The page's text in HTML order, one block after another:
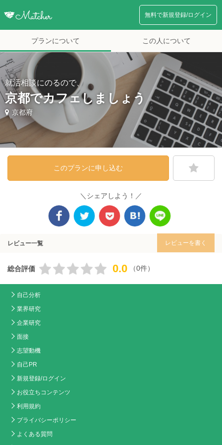
無料で新規登録/ログイン
プランについて この人について
就活相談にのるので、
京都でカフェしましょう
京都府
このプランに申し込む
＼シェアしよう！／
レビュー一覧 レビューを書く
総合評価 0.0 （0件）
自己分析
業界研究
企業研究
面接
志望動機
自己PR
新規登録/ログイン
お役立ちコンテンツ
利用規約
プライバシーポリシー
よくある質問